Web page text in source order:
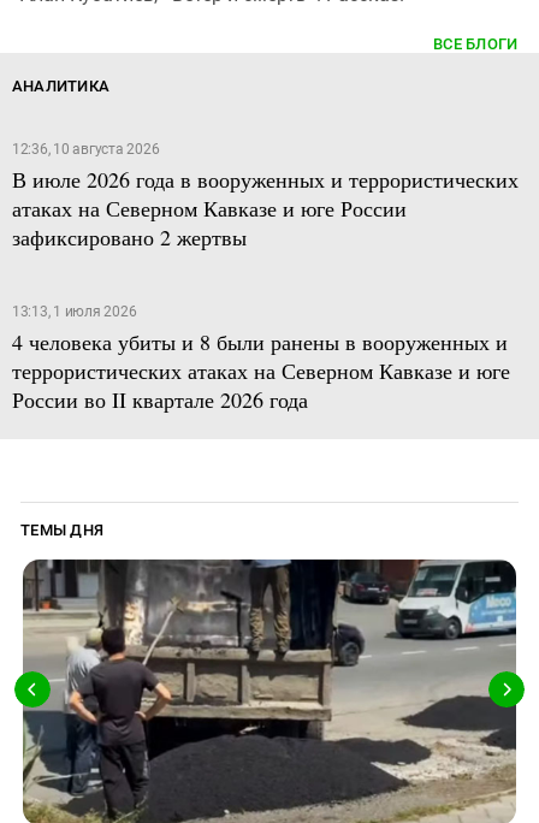
ВСЕ БЛОГИ
АНАЛИТИКА
12:36, 10 августа 2026
В июле 2026 года в вооруженных и террористических
атаках на Северном Кавказе и юге России
зафиксировано 2 жертвы
13:13, 1 июля 2026
4 человека убиты и 8 были ранены в вооруженных и
террористических атаках на Северном Кавказе и юге
России во II квартале 2026 года
ТЕМЫ ДНЯ